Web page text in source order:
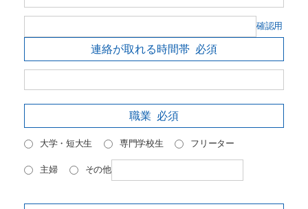
確認用
連絡が取れる時間帯 必須
職業 必須
大学・短大生 専門学校生 フリーター
主婦 その他